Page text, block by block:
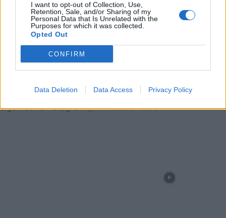
I want to opt-out of Collection, Use,
Retention, Sale, and/or Sharing of my
Personal Data that Is Unrelated with the
Purposes for which it was collected.
Opted Out
CONFIRM
Data Deletion Data Access Privacy Policy
Artigo anterior
Vila Real recebeu a ordenação
episcopal de D. Sérgio Dinis
Próximo artigo
Câmara de Mondim avança com
Siga-nos no Instagram@noticiasdevilareal